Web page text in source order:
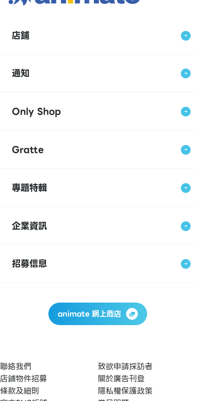
店鋪
通知
Only Shop
Gratte
專題特輯
企業資訊
招募信息
animate 網上商店
聯絡我們
致欲申請採訪者
店鋪物件招募
關於廣告刊登
條款及細則
隱私權保護政策